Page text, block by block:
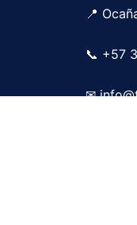
📍
📞 +57
✉